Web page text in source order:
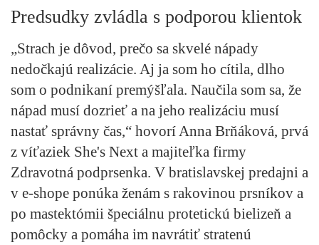
Predsudky zvládla s podporou klientok
„Strach je dôvod, prečo sa skvelé nápady
nedočkajú realizácie. Aj ja som ho cítila, dlho
som o podnikaní premýšľala. Naučila som sa, že
nápad musí dozrieť a na jeho realizáciu musí
nastať správny čas,“ hovorí Anna Brňáková, prvá
z víťaziek She's Next a majiteľka firmy
Zdravotná podprsenka. V bratislavskej predajni a
v e-shope ponúka ženám s rakovinou prsníkov a
po mastektómii špeciálnu protetickú bielizeň a
pomôcky a pomáha im navrátiť stratenú